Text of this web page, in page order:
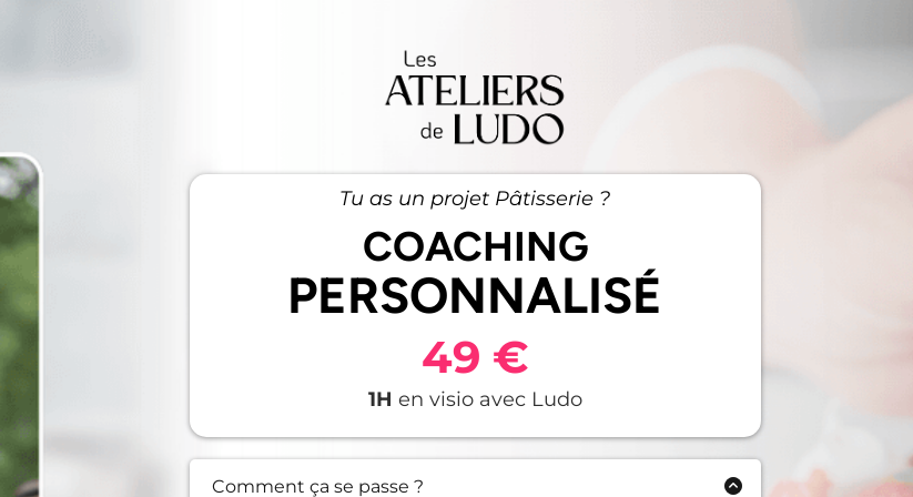
Tu as un projet Pâtisserie ?
COACHING
PERSONNALISÉ
49 €
1H en visio avec Ludo
Comment ça se passe ?